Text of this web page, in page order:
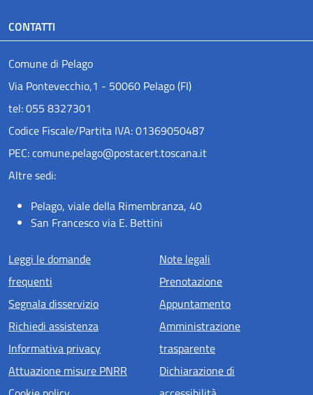
CONTATTI
Comune di Pelago
Via Pontevecchio,1 - 50060 Pelago (FI)
tel: 055 8327301
Codice Fiscale/Partita IVA: 01369050487
PEC: comune.pelago@postacert.toscana.it
Altre sedi:
Pelago, viale della Rimembranza, 40
San Francesco via E. Bettini
Menu piè di pagina
Leggi le domande
frequenti
Segnala disservizio
Richiedi assistenza
Informativa privacy
Attuazione misure PNRR
Note legali
Prenotazione
Appuntamento
Amministrazione
trasparente
Dichiarazione di